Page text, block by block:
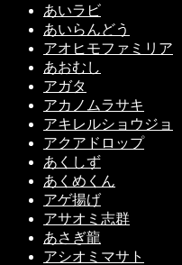
あいラビ
あいらんどう
アオヒモファミリア
あおむし
アガタ
アカノムラサキ
アキレルショウジョ
アクアドロップ
あくしず
あくめくん
アゲ揚げ
アサオミ志群
あさぎ龍
アシオミマサト